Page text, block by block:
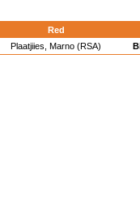
Red
Plaatjiies, Marno (RSA)